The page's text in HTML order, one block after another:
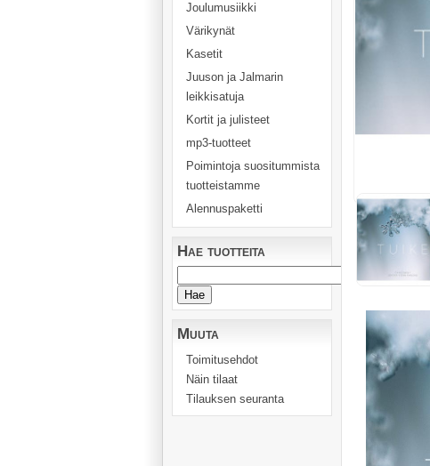
Joulumusiikki
Värikynät
Kasetit
Juuson ja Jalmarin
leikkisatuja
Kortit ja julisteet
mp3-tuotteet
Poimintoja suositummista
tuotteistamme
Alennuspaketti
Hae tuotteita
Muuta
Toimitusehdot
Näin tilaat
Tilauksen seuranta